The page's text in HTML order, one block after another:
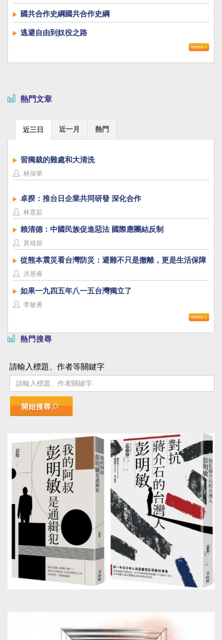
國共合作史綱國共合作史綱
逃避自由到奴役之路
熱門文章
近三日 近一月 熱門
習獨裁的難處和大清洗
林保華
卓揆：推台日企業共同研發 深化合作
林薏茹
賴清德：中國民族促進惡法 國際應團結反制
黃靖媗
從熊本震災看台灣防災：避難不只是撤離，更是生活保障
洪昱睿
如果一九四五年八一五台灣獨立了
李敏勇
熱門搜尋
請輸入標題、作者等關鍵字
開始搜尋